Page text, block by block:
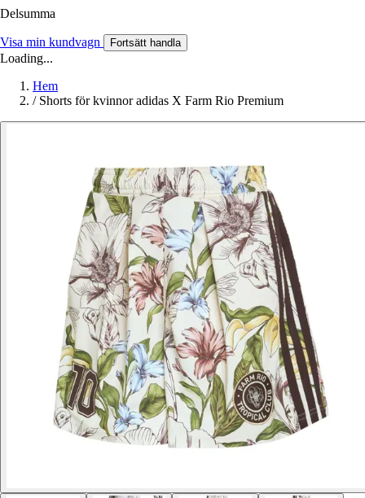
Delsumma
Visa min kundvagn Fortsätt handla
Loading...
Hem
/ Shorts för kvinnor adidas X Farm Rio Premium